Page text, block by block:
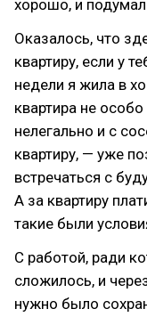
хорошо, и
Оказалось, что
квартиру, если у
недели я жила в
квартира не
нелегально и с
квартиру, — уже
встречаться с
А за квартиру
такие были
С работой, ради
сложилось, и
нужно было